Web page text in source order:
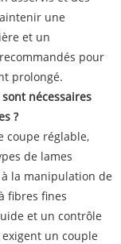
une
et un
pour
prolongé.
nécessaires
?
coupe réglable,
de lames
la manipulation de
fibres fines
et un contrôle
un couple